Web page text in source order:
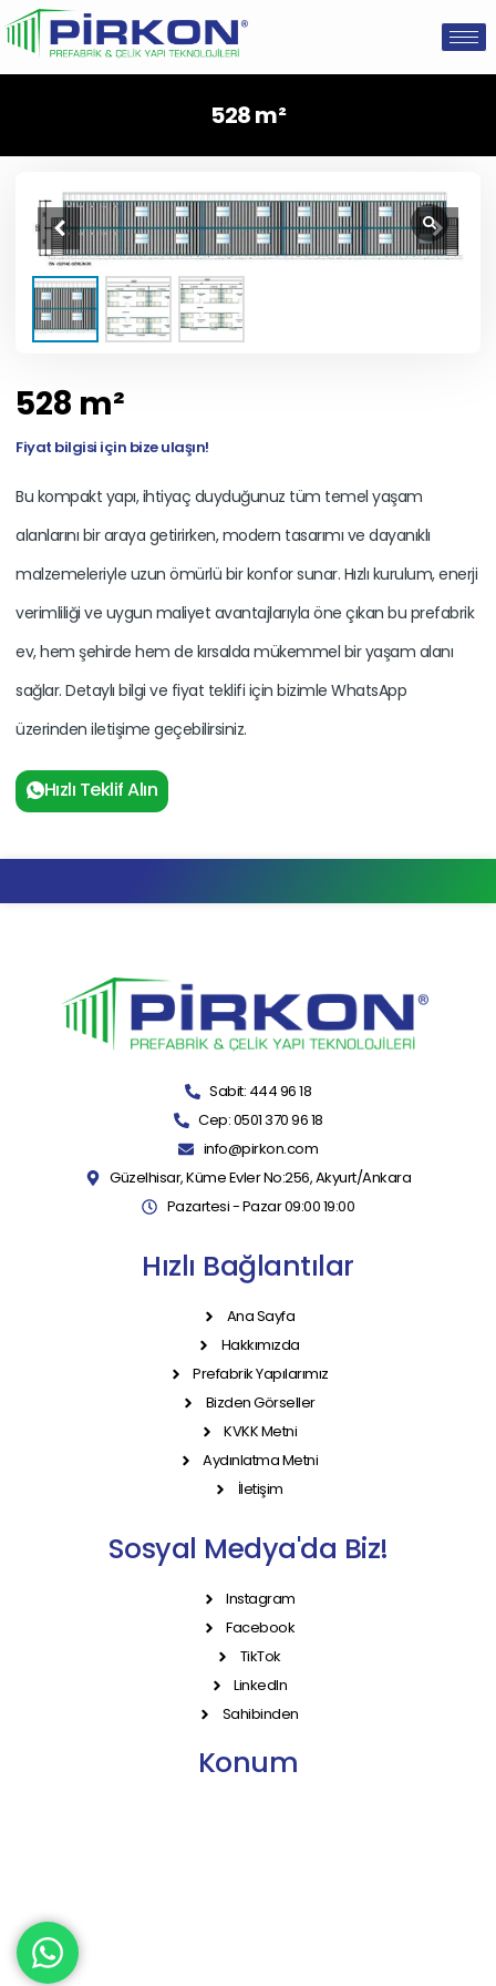
528 m²
528 m²
Fiyat bilgisi için bize ulaşın!
Bu kompakt yapı, ihtiyaç duyduğunuz tüm temel yaşam
alanlarını bir araya getirirken, modern tasarımı ve dayanıklı
malzemeleriyle uzun ömürlü bir konfor sunar. Hızlı kurulum, enerji
verimliliği ve uygun maliyet avantajlarıyla öne çıkan bu prefabrik
ev, hem şehirde hem de kırsalda mükemmel bir yaşam alanı
sağlar. Detaylı bilgi ve fiyat teklifi için bizimle WhatsApp
üzerinden iletişime geçebilirsiniz.
Hızlı Teklif Alın
Sabit: 444 96 18
Cep: 0501 370 96 18
info@pirkon.com
Güzelhisar, Küme Evler No:256, Akyurt/Ankara
Pazartesi - Pazar 09:00 19:00
Hızlı Bağlantılar
Ana Sayfa
Hakkımızda
Prefabrik Yapılarımız
Bizden Görseller
KVKK Metni
Aydınlatma Metni
İletişim
Sosyal Medya'da Biz!
Instagram
Facebook
TikTok
LinkedIn
Sahibinden
Konum